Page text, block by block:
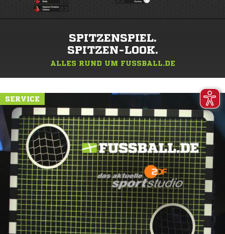
SPITZENSPIEL.
SPITZEN-LOOK.
ALLES RUND UM FUSSBALL.DE
SERVICE